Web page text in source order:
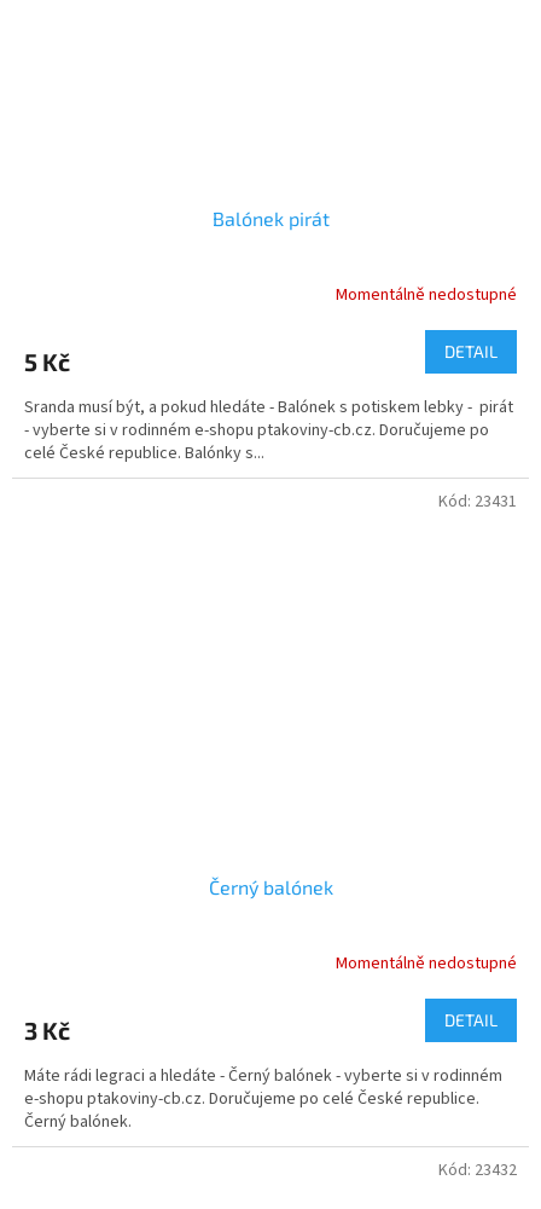
Balónek pirát
Momentálně nedostupné
5 Kč DETAIL
Sranda musí být, a pokud hledáte - Balónek s potiskem lebky - pirát
- vyberte si v rodinném e-shopu ptakoviny-cb.cz. Doručujeme po
celé České republice. Balónky s...
Černý balónek
Momentálně nedostupné
3 Kč DETAIL
Máte rádi legraci a hledáte - Černý balónek - vyberte si v rodinném
e-shopu ptakoviny-cb.cz. Doručujeme po celé České republice.
Černý balónek.
Kód: 23431
Kód: 23432